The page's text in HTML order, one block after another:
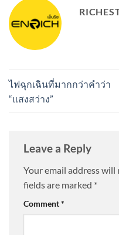
ไฟฉุกเฉินที่มากกว่าคำว่า
“แสงสว่าง”
Leave a Reply
Your email address
fields are marked *
Comment*